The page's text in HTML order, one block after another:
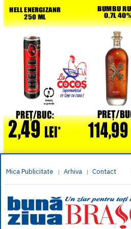
Mica Publicitate | Arhiva | Contact